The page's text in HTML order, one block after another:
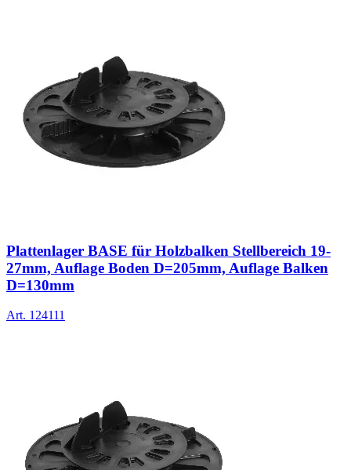
Plattenlager BASE für Holzbalken Stellbereich 19-
27mm, Auflage Boden D=205mm, Auflage Balken
D=130mm
Art. 124111